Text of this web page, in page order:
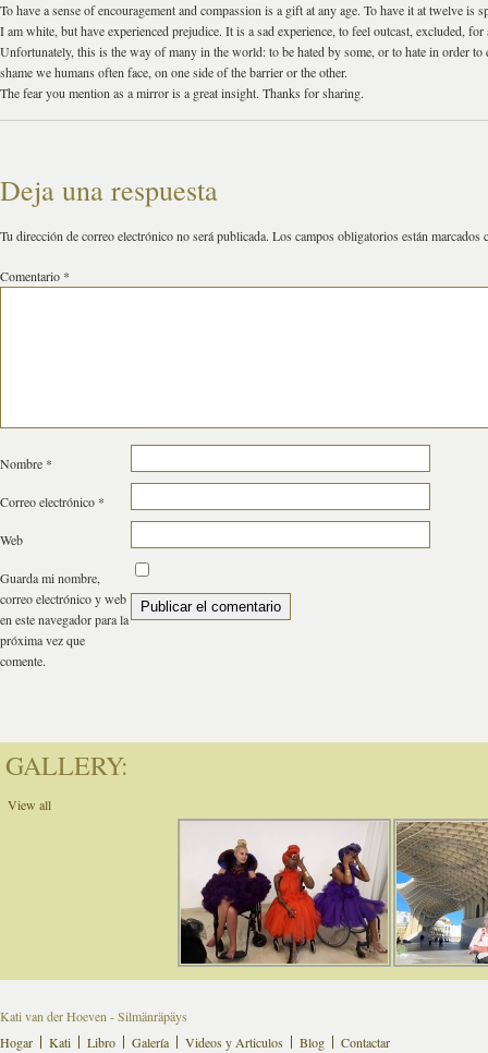
To have a sense of encouragement and compassion is a gift at any age. To have it at twelve is
I am white, but have experienced prejudice. It is a sad experience, to feel outcast, excluded, for
Unfortunately, this is the way of many in the world: to be hated by some, or to hate in order to
shame we humans often face, on one side of the barrier or the other.
The fear you mention as a mirror is a great insight. Thanks for sharing.
Deja una respuesta
Tu dirección de correo electrónico no será publicada. Los campos obligatorios están marcados
Comentario *
Nombre *
Correo electrónico *
Web
Guarda mi nombre,
correo electrónico y web
en este navegador para la
próxima vez que
comente.
GALLERY:
View all
Kati van der Hoeven - Silmänräpäys
Hogar
Kati Libro Galería Videos y Articulos Blog Contactar